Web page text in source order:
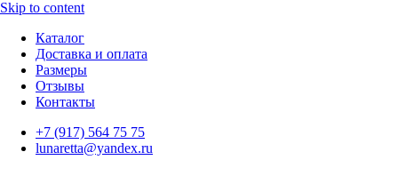
Skip to content
Каталог
Доставка и оплата
Размеры
Отзывы
Контакты
+7 (917) 564 75 75
lunaretta@yandex.ru